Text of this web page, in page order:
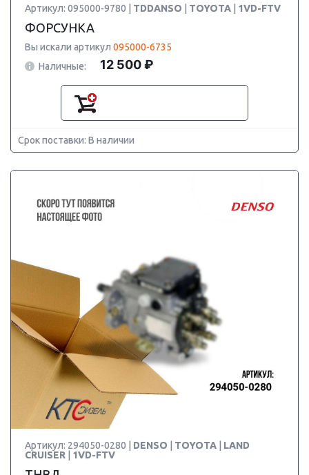
Артикул: 095000-9780 | TDDANSO TOYOTA 1VD-FTV
ФОРСУНКА
Вы искали артикул 095000-6735
Наличные:
12 500 ₽
Срок поставки: В наличии
Артикул: 294050-0280 | DENSO TOYOTA
LAND
CRUISER
1VD-FTV